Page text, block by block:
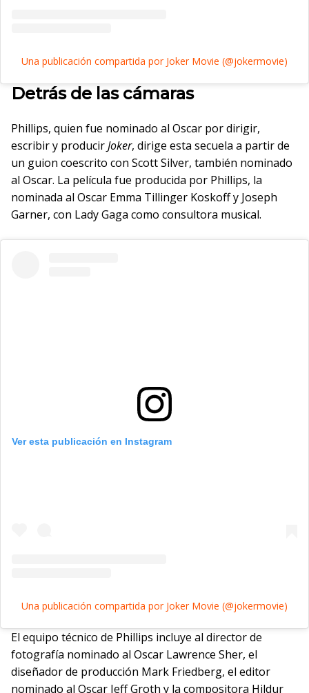
Una publicación compartida por Joker Movie (@jokermovie)
Detrás de las cámaras
Phillips, quien fue nominado al Oscar por dirigir,
escribir y producirJoker, dirige esta secuela a partir de
un guion coescrito con Scott Silver, también nominado
al Oscar. La película fue producida por Phillips, la
nominada al Oscar Emma Tillinger Koskoff y Joseph
Garner, con Lady Gaga como consultora musical.
Ver esta publicación en Instagram
Una publicación compartida por Joker Movie (@jokermovie)
El equipo técnico de Phillips incluye al director de
fotografía nominado al Oscar Lawrence Sher, el
diseñador de producción Mark Friedberg, el editor
nominado al Oscar Jeff Groth y la compositora Hildur